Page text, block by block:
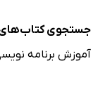
جستجوی
آموزش برنامه